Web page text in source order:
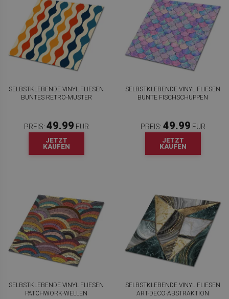
SELBSTKLEBENDE VINYL FLIESEN
BUNTES RETRO-MUSTER
PREIS: 49.99 EUR
JETZT
KAUFEN
SELBSTKLEBENDE VINYL FLIESEN
BUNTE FISCHSCHUPPEN
PREIS: 49.99 EUR
JETZT
KAUFEN
SELBSTKLEBENDE VINYL FLIESEN
PATCHWORK-WELLEN
SELBSTKLEBENDE VINYL FLIESEN
ART-DECO-ABSTRAKTION